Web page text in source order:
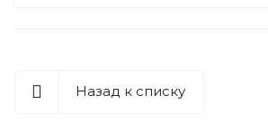
Назад к списку